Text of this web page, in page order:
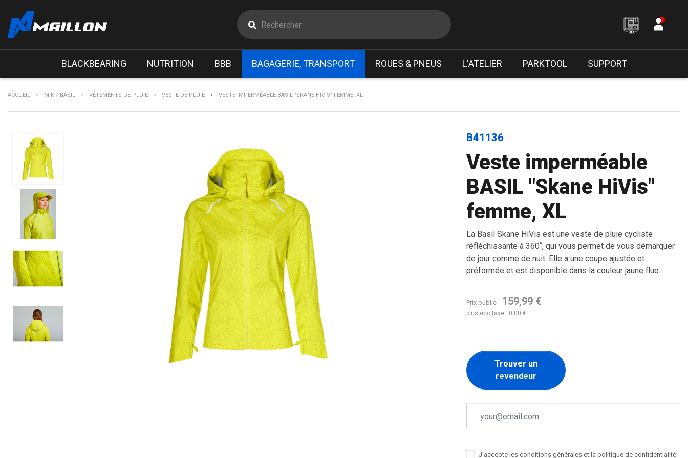
BLACKBEARING NUTRITION BBB BAGAGERIE, TRANSPORT ROUES & PNEUS L'ATELIER PARKTOOL SUPPORT
ACCUEIL MIK / BASIL VÊTEMENTS DE PLUIE VESTE DE PLUIE VESTE IMPERMÉABLE BASIL "SKANE HIVIS" FEMME, XL
B41136
Veste imperméable
BASIL "Skane HiVis"
femme, XL
La Basil Skane HiVis est une veste de pluie cycliste
réfléchissante à 360˚, qui vous permet de vous démarquer
de jour comme de nuit. Elle a une coupe ajustée et
préformée et est disponible dans la couleur jaune fluo.
Prix public 159,99 €
plus éco taxe : 0,00 €
Trouver un
revendeur
J'accepte les conditions générales et la politique de confidentialité